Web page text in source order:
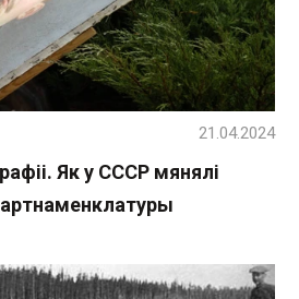
Як у СССР мянялі
21.04.2024